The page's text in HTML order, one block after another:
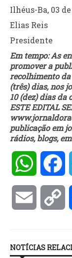
Ilhéus-Ba, 03
Elias Reis
Presidente
Em tempo: As
promover a
recolhimento
(três) dias, nos
10 (dez) dias
ESTE EDITAL
publicação em
rádios, blogs,
Email
NOTÍCIAS